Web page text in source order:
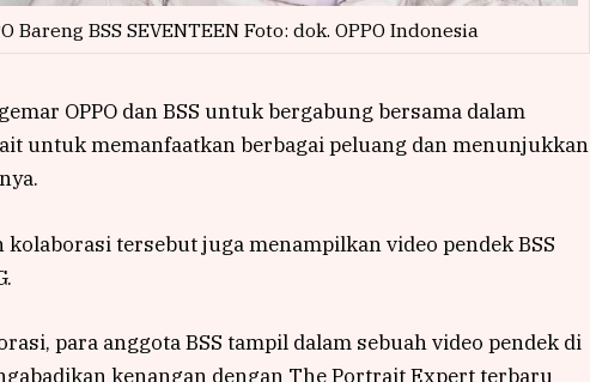
Bareng BSS SEVENTEEN Foto: dok. OPPO Indonesia
OPPO dan BSS untuk bergabung bersama dalam
untuk memanfaatkan berbagai peluang dan menunjukkan
kolaborasi tersebut juga menampilkan video pendek BSS
para anggota BSS tampil dalam sebuah video pendek di
kenangan dengan The Portrait Expert terbaru